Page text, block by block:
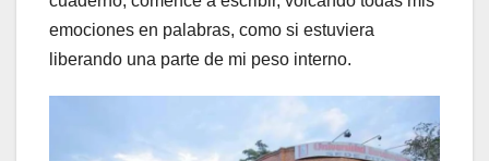
emociones en palabras, como si estuviera
liberando una parte de mi peso interno.